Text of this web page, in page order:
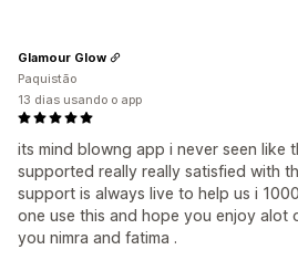
its mind blowng app i never seen like
supported really really satisfied with
support is always live to help us i
one use this and hope you enjoy alot
you nimra and fatima .
Glamour Glow
Paquistão
13 dias usando o app